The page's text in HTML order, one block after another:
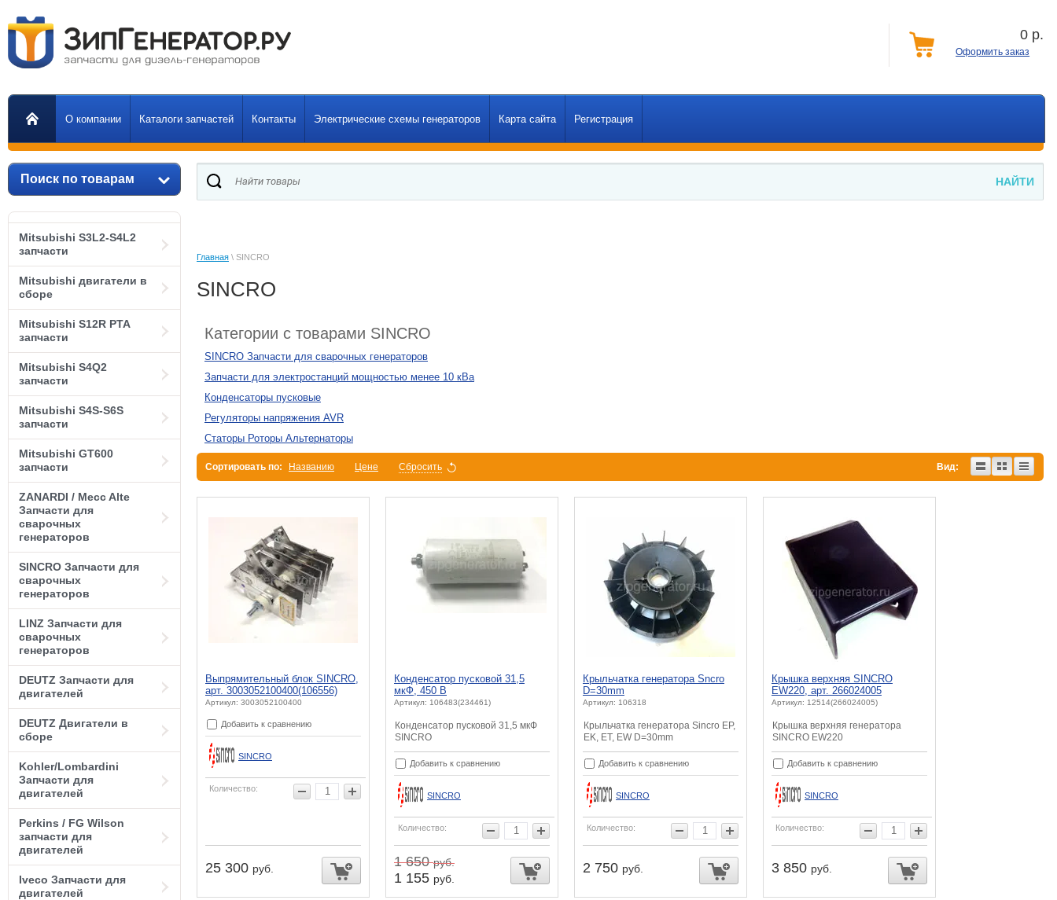
0
0 р.
Оформить заказ
О компании Каталоги запчастей Контакты Электрические схемы генераторов Карта сайта Регистрация
Поиск по товарам
Mitsubishi S3L2-S4L2
запчасти
Mitsubishi двигатели в
сборе
Mitsubishi S12R PTA
запчасти
Mitsubishi S4Q2
запчасти
Mitsubishi S4S-S6S
запчасти
Mitsubishi GT600
запчасти
ZANARDI / Mecc Alte
Запчасти для
сварочных
генераторов
SINCRO Запчасти для
сварочных
генераторов
LINZ Запчасти для
сварочных
генераторов
DEUTZ Запчасти для
двигателей
DEUTZ Двигатели в
сборе
Kohler/Lombardini
Запчасти для
двигателей
Perkins / FG Wilson
запчасти для
двигателей
Iveco Запчасти для
двигателей
Главная \ SINCRO
SINCRO
Категории с товарами SINCRO
SINCRO Запчасти для сварочных генераторов
Запчасти для электростанций мощностью менее 10 кВа
Конденсаторы пусковые
Регуляторы напряжения AVR
Статоры Роторы Альтернаторы
Сортировать по: Названию Цене Сбросить Вид:
Выпрямительный блок SINCRO,
арт. 3003052100400(106556)
Артикул: 3003052100400
Добавить к сравнению
SINCRO
Количество:
25 300 руб.
Конденсатор пусковой 31,5
мкФ, 450 В
Артикул: 106483(234461)
Конденсатор пусковой 31,5 мкФ
SINCRO
Добавить к сравнению
SINCRO
Количество:
1 650руб.
1 155 руб.
Крыльчатка генератора Sncro
D=30mm
Артикул: 106318
Крыльчатка генератора Sincro EP,
EK, ET, EW D=30mm
Добавить к сравнению
SINCRO
Количество:
2 750 руб.
Крышка верхняя SINCRO
EW220, арт. 266024005
Артикул: 12514(266024005)
Крышка верхняя генератора
SINCRO EW220
Добавить к сравнению
SINCRO
Количество:
3 850 руб.